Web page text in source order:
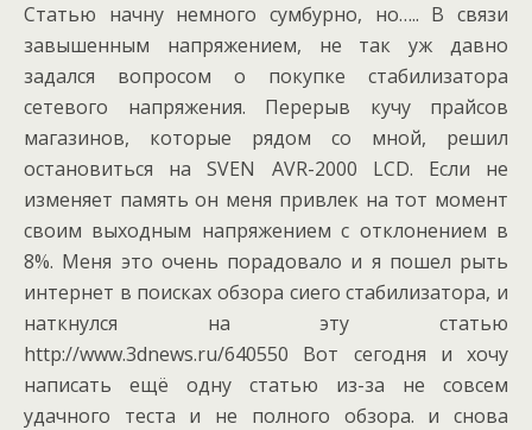
Статью начну немного сумбурно, но….. В связи
завышенным напряжением, не так уж давно
задался вопросом о покупке стабилизатора
сетевого напряжения. Перерыв кучу прайсов
магазинов, которые рядом со мной, решил
остановиться на SVEN AVR-2000 LCD. Если не
изменяет память он меня привлек на тот момент
своим выходным напряжением с отклонением в
8%. Меня это очень порадовало и я пошел рыть
интернет в поисках обзора сиего стабилизатора, и
наткнулся на эту статью
http://www.3dnews.ru/640550 Вот сегодня и хочу
написать ещё одну статью из-за не совсем
удачного теста и не полного обзора. и снова